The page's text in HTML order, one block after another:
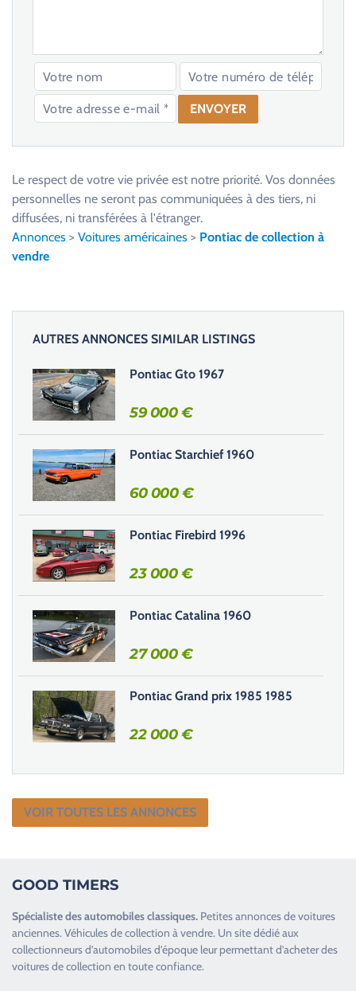
e
s
e
r
c
e
c
h
a
m
p
v
d
e
.
Le respect de votre vie privée est notre priorité. Vos données
personnelles ne seront pas communiquées à des tiers, ni
diffusées, ni transférées à l'étranger.
Annonces > Voitures américaines > Pontiac de collection à
vendre
AUTRES ANNONCES SIMILAR LISTINGS
Pontiac Gto 1967
59 000€
Pontiac Starchief 1960
60 000€
Pontiac Firebird 1996
23 000€
Pontiac Catalina 1960
27 000€
Pontiac Grand prix 1985 1985
22 000€
VOIR TOUTES LES ANNONCES
GOOD TIMERS
Spécialiste desautomobiles classiques. Petites annonces devoitures
anciennes.Véhicules de collection à vendre. Un site dédié aux
collectionneurs d’automobiles d’époque leur permettant d’acheter des
voitures de collection en toute confiance.